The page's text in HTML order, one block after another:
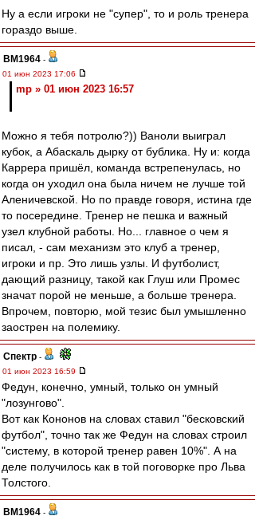
Ну а если игроки не "супер", то и роль тренера
гораздо выше.
BM1964 -
01 июн 2023 17:06
mp » 01 июн 2023 16:57
Можно я тебя потролю?)) Ваноли выиграл
кубок, а Абаскаль дырку от бублика. Ну и: когда
Каррера пришёл, команда встрепенулась, но
когда он уходил она была ничем не лучше той
Аленичевской. Но по правде говоря, истина где
то посередине. Тренер не пешка и важный
узел клубной работы. Но... главное о чем я
писал, - сам механизм это клуб а тренер,
игроки и пр. Это лишь узлы. И футболист,
дающий разницу, такой как Глуш или Промес
значат порой не меньше, а больше тренера.
Впрочем, повторю, мой тезис был умышленно
заострен на полемику.
Спектр -
01 июн 2023 16:59
Федун, конечно, умный, только он умный
"лозунгово".
Вот как Кононов на словах ставил "бесковский
футбол", точно так же Федун на словах строил
"систему, в которой тренер равен 10%". А на
деле получилось как в той поговорке про Льва
Толстого.
BM1964 -